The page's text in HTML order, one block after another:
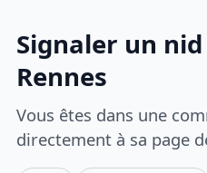
Signaler un
Rennes
Vous êtes dans une
directement à sa page